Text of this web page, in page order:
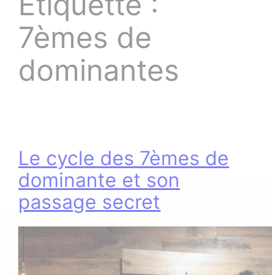
7èmes de
dominantes
Le cycle des 7èmes de
dominante et son
passage secret